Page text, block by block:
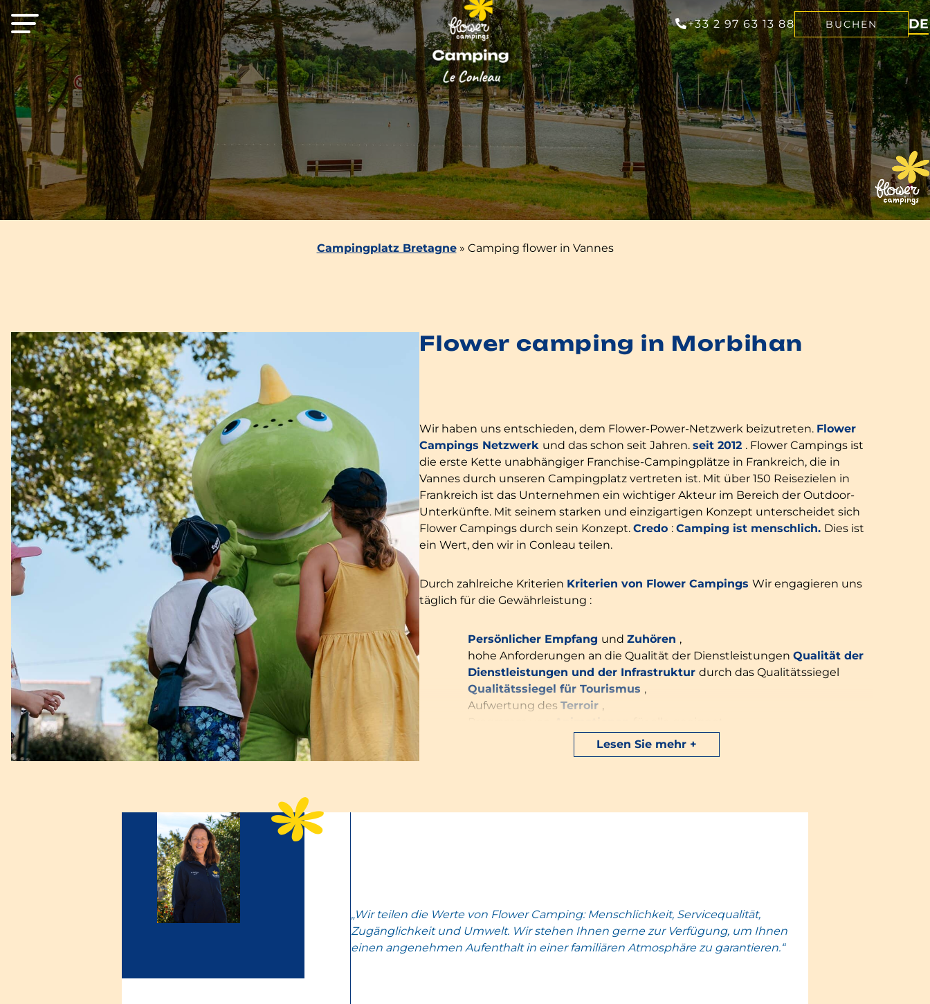
+33 2 97 63 13 88 BUCHEN
FR
EN
NL
DE
Campingplatz Bretagne» Camping flower in Vannes
Flower camping in Morbihan
Wir haben uns entschieden, dem Flower-Power-Netzwerk beizutreten. Flower
Campings Netzwerk und das schon seit Jahren.seit 2012 . Flower Campings ist
die erste Kette unabhängiger Franchise-Campingplätze in Frankreich, die in
Vannes durch unseren Campingplatz vertreten ist. Mit über 150 Reisezielen in
Frankreich ist das Unternehmen ein wichtiger Akteur im Bereich der Outdoor-
Unterkünfte. Mit seinem starken und einzigartigen Konzept unterscheidet sich
Flower Campings durch sein Konzept.Credo :Camping ist menschlich. Dies ist
ein Wert, den wir in Conleau teilen.
Durch zahlreiche Kriterien Kriterien von Flower Campings Wir engagieren uns
täglich für die Gewährleistung :
Lesen Sie mehr
Persönlicher Empfang undZuhören ,
hohe Anforderungen an die Qualität der DienstleistungenQualität der
Dienstleistungen und der Infrastruktur durch das Qualitätssiegel
Qualitätssiegel für Tourismus ,
Aufwertung desTerroir ,
My Flower,
umweltbewusste Aktionen durch die Auszeichnung
abwechslungsreichesAnimationsprogrammgeboten. Mit5 Tages- und
„Wir teilen die Werte von Flower Camping: Menschlichkeit, Servicequalität,
Zugänglichkeit und Umwelt. Wir stehen Ihnen gerne zur Verfügung, um Ihnen
einen angenehmen Aufenthalt in einer familiären Atmosphäre zu garantieren.“